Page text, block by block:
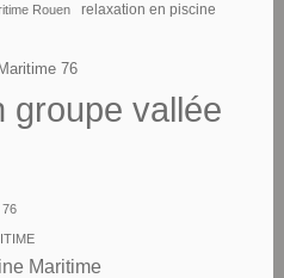
Rouen relaxation en piscine
76
groupe vallée
76
Maritime